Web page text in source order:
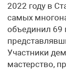
2022 году в
самых
объединил 69
Участники
мастерство,